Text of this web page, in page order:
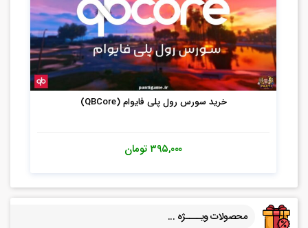
خرید سورس رول پلی فایوام (QBCore)
۳۹۵,۰۰۰تومان
محصولات ویــــژه ...